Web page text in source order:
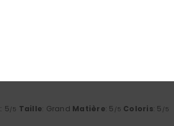
: 5/5 Taille: Grand Matière: 5 /5 Coloris: 5 /5